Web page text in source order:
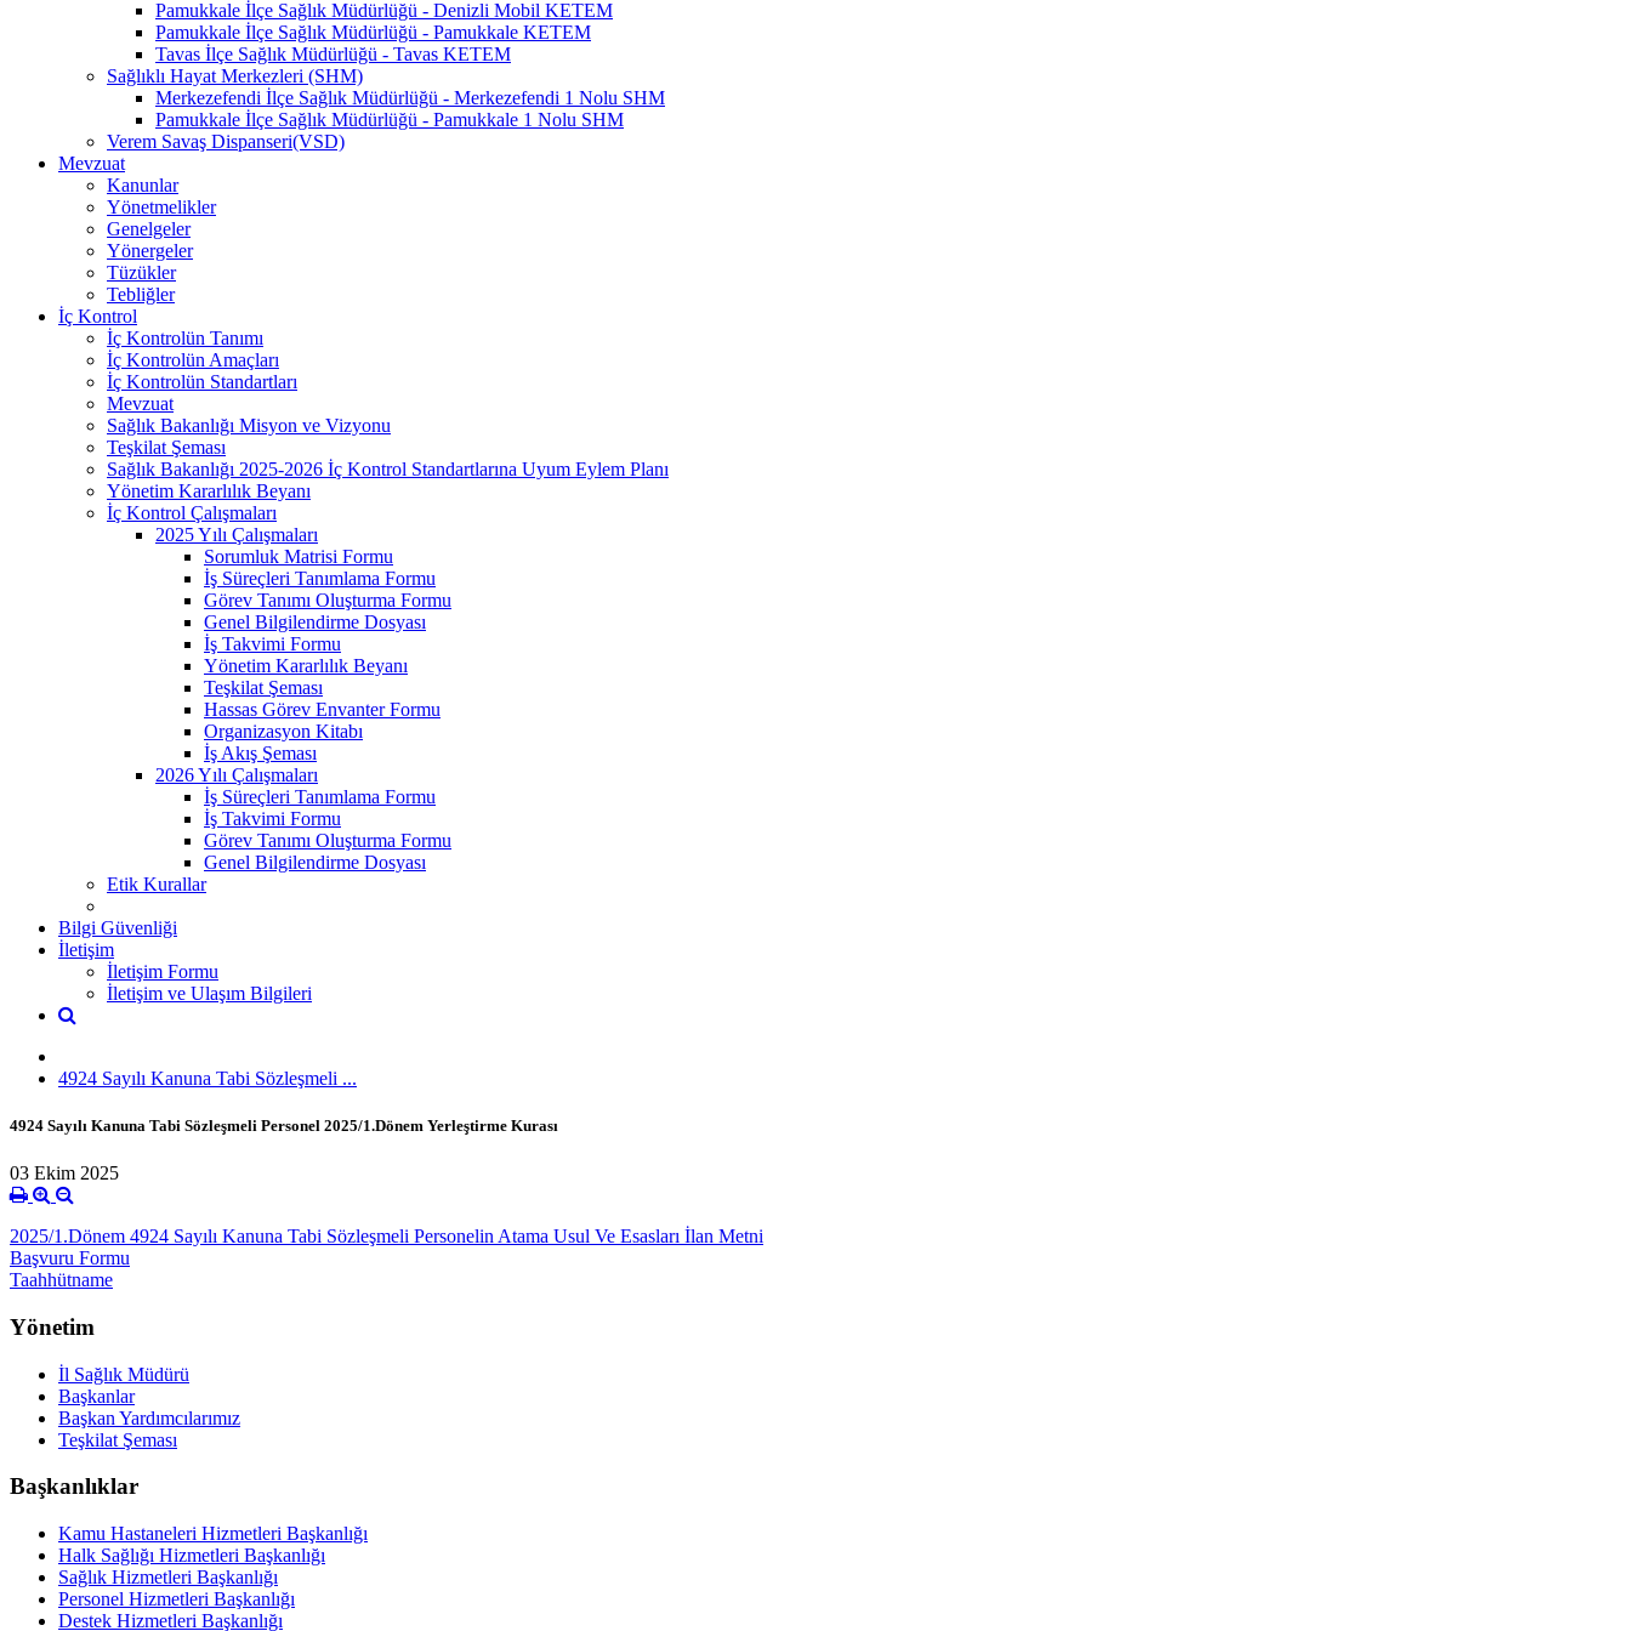
Pamukkale İlçe Sağlık Müdürlüğü - Denizli Mobil KETEM
Pamukkale İlçe Sağlık Müdürlüğü - Pamukkale KETEM
Tavas İlçe Sağlık Müdürlüğü - Tavas KETEM
Sağlıklı Hayat Merkezleri (SHM)
Merkezefendi İlçe Sağlık Müdürlüğü - Merkezefendi 1 Nolu SHM
Pamukkale İlçe Sağlık Müdürlüğü - Pamukkale 1 Nolu SHM
Verem Savaş Dispanseri(VSD)
Mevzuat
Kanunlar
Yönetmelikler
Genelgeler
Yönergeler
Tüzükler
Tebliğler
İç Kontrol
İç Kontrolün Tanımı
İç Kontrolün Amaçları
İç Kontrolün Standartları
Mevzuat
Sağlık Bakanlığı Misyon ve Vizyonu
Teşkilat Şeması
Sağlık Bakanlığı 2025-2026 İç Kontrol Standartlarına Uyum Eylem Planı
Yönetim Kararlılık Beyanı
İç Kontrol Çalışmaları
2025 Yılı Çalışmaları
Sorumluk Matrisi Formu
İş Süreçleri Tanımlama Formu
Görev Tanımı Oluşturma Formu
Genel Bilgilendirme Dosyası
İş Takvimi Formu
Yönetim Kararlılık Beyanı
Teşkilat Şeması
Hassas Görev Envanter Formu
Organizasyon Kitabı
İş Akış Şeması
2026 Yılı Çalışmaları
İş Süreçleri Tanımlama Formu
İş Takvimi Formu
Görev Tanımı Oluşturma Formu
Genel Bilgilendirme Dosyası
Etik Kurallar
Bilgi Güvenliği
İletişim
İletişim Formu
İletişim ve Ulaşım Bilgileri
4924 Sayılı Kanuna Tabi Sözleşmeli ...
4924 Sayılı Kanuna Tabi Sözleşmeli Personel 2025/1.Dönem Yerleştirme Kurası
03 Ekim 2025
2025/1.Dönem 4924 Sayılı Kanuna Tabi Sözleşmeli Personelin Atama Usul Ve Esasları İlan Metni
Başvuru Formu
Taahhütname
Yönetim
İl Sağlık Müdürü
Başkanlar
Başkan Yardımcılarımız
Teşkilat Şeması
Başkanlıklar
Kamu Hastaneleri Hizmetleri Başkanlığı
Halk Sağlığı Hizmetleri Başkanlığı
Sağlık Hizmetleri Başkanlığı
Personel Hizmetleri Başkanlığı
Destek Hizmetleri Başkanlığı